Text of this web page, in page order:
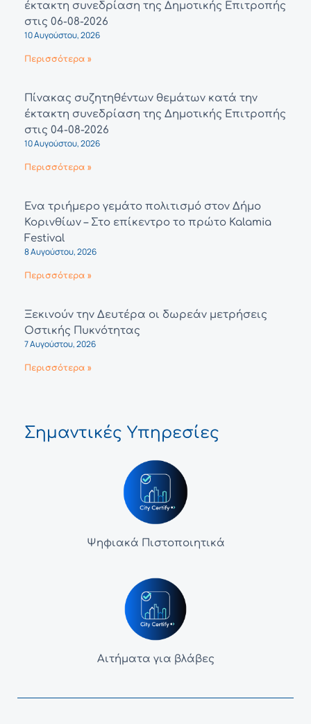
έκτακτη συνεδρίαση της Δημοτικής Επιτροπής
στις 06-08-2026
10 Αυγούστου, 2026
Περισσότερα »
Πίνακας συζητηθέντων θεμάτων κατά την
έκτακτη συνεδρίαση της Δημοτικής Επιτροπής
στις 04-08-2026
10 Αυγούστου, 2026
Περισσότερα »
Ένα τριήμερο γεμάτο πολιτισμό στον Δήμο
Κορινθίων – Στο επίκεντρο το πρώτο Kalamia
Festival
8 Αυγούστου, 2026
Περισσότερα »
Ξεκινούν την Δευτέρα οι δωρεάν μετρήσεις
Οστικής Πυκνότητας
7 Αυγούστου, 2026
Περισσότερα »
Σημαντικές Υπηρεσίες
Ψηφιακά Πιστοποιητικά
Αιτήματα για βλάβες